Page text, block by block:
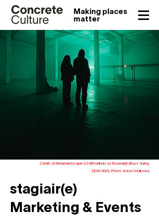
Making places
matter
Credit: Artificial landscape 2.0 @Koelhuis by Elsemarijn Bruys during
DDW 2023. Photo: Anna Odulinska
stagiair(e)
Marketing & Events